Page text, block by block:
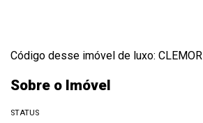
Código desse imóvel de luxo: CLEMOR
Sobre o Imóvel
STATUS